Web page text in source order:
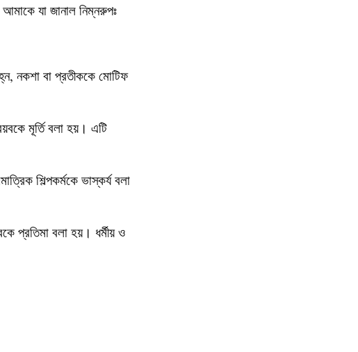
আমাকে যা জানাল নিম্নরুপঃ
নকশা বা প্রতীককে মোটিফ
মূর্তি বলা হয়। এটি
শিল্পকর্মকে ভাস্কর্য বলা
প্রতিমা বলা হয়। ধর্মীয় ও